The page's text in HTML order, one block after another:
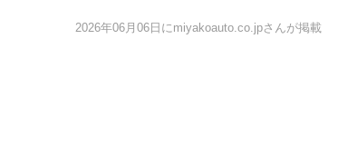
2026年06月06日にmiyakoauto.co.jpさんが掲載